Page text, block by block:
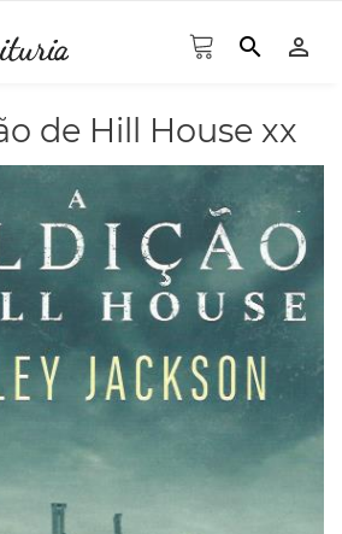
search person_outline
de Hill House xx